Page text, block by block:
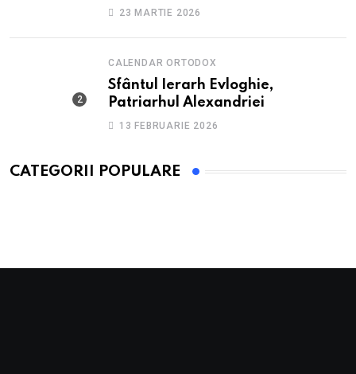
anxietate
23 MARTIE 2026
CALENDAR ORTODOX
Sfântul Ierarh Evloghie,
Patriarhul Alexandriei
13 FEBRUARIE 2026
CATEGORII POPULARE